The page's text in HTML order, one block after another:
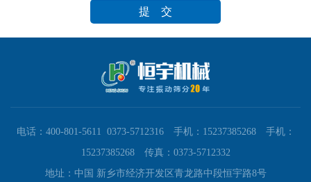
电话：400-801-5611 0373-5712316 手机：15237385268 手机：
15237385268 传真：0373-5712332
地址：中国 新乡市经济开发区青龙路中段恒宇路8号